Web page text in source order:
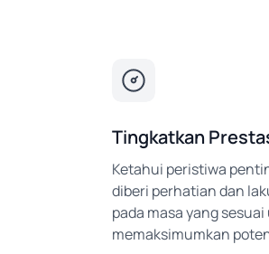
Tingkatkan
Ketahui peristiwa
diberi perhatian dan
pada masa yang
memaksimumkan